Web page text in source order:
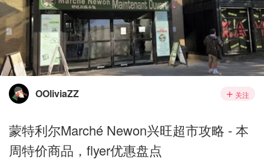
OOliviaZZ 关注
蒙特利尔Marché Newon兴旺超市攻略 - 本
周特价商品，flyer优惠盘点